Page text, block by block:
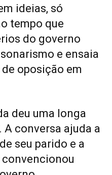
ideias, só
tempo que
do governo
e ensaia
oposição em
deu uma longa
A conversa ajuda a
seu parido e a